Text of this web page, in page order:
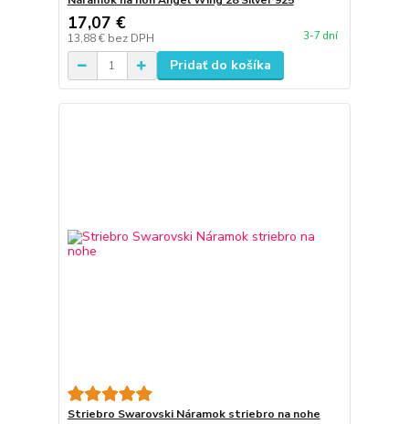
17,07 €
13,88 € bez DPH 3-7 dní
Pridať do košíka
Striebro Swarovski Náramok striebro na nohe